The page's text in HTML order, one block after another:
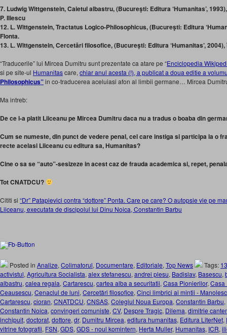
7. Ludwig Wittgenstein, Caietul albastru, (Bucureşti: Editura ‘Humanitas’,
P. Iliescu
12. L. Wittgenstein, Tractatus Logico-Philosophicus, (Bucureşti: Editura
Flonta.
13. L. Wittgenstein, Cercetări filosofice, (Bucureşti: Editura ‘Humanitas’,
“Traducerile” lui Mircea Dumitru sunt prezentate ca atare pe “Enciclopedia
si pe site-ul Humanitascare, chiar anul acesta (!), a publicat a doua editie a
Philosophicus”in co-traducerea aceluiasi afon al limbii germane… Mircea
Ma intreb:
De ce l-a platit Liiceanu pe Mircea Dumitru daca nu a tradus o boaba din
Cum se numeste, din punct de vedere penal, cel care instiga si participa la o
recte acelasi Liiceanu cu editura sa, Humanitas?
Cine o sa se “auto”-sesizeze in acest caz de frauda academica si, repet,
Tot CNATDCU?
Cititi si “Dr” Patapievici contra “dottore” Ponta. Care pe care? O autopsie vie pe
Liiceanu, executata de discipolul lui Dinu Noica, Constantin Barbu
Posted in Analize, Colimatorul, Documentare, Editoriale, Top News Tags:
activistul, Agricultura Socialista, alex stefanescu, andrei plesu, Badislav, Basescu,
albastru, calea regala, Cartarescu, cartea alba a securitatii, Casa Pionierilor, Casa
Ceausescu, Cenaclul de luni, Cercetări filosofice, Cinci limbrici ai mintii -
Cartarescu, cioran, CNATDCU, CNSAS, Colegiul Noua Europa, Constantin Barbu,
Constantin Noica, convingeri comuniste, CV, Despre Tragic, Dilema, dimitrie
inchipuit, doctorat, dottore, dr, Dumitru Mircea, editura humanitas, Editura LiterNet,
vitrine fotografii, FSN, GDS, GDS - noul komintern, Herta Muller, Humanitas, ICR,